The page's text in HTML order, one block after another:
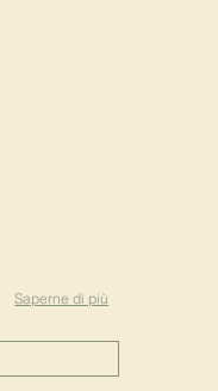
Saperne di più